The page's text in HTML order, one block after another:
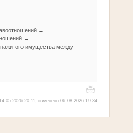
→
→
имущества между
20:11, изменено 06.08.2026 19:34